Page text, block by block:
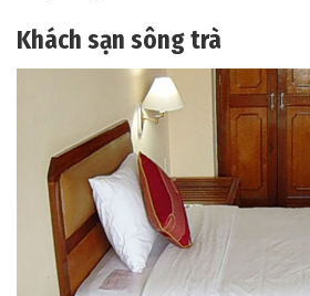
Khách sạn sông trà